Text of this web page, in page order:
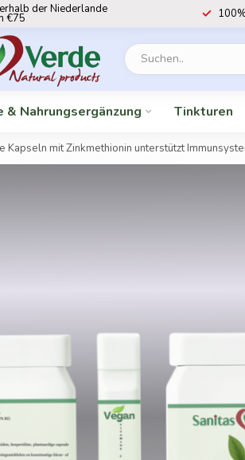
der Niederlande
€75
& Nahrungsergänzung Tinkturen
Kapseln mit Zinkmethionin unterstützt